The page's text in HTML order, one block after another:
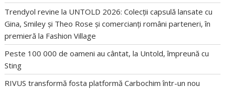
Trendyol revine la UNTOLD 2026: Colecții capsulă lansate cu
Gina, Smiley și Theo Rose și comercianți români parteneri, în
premieră la Fashion Village
Peste 100 000 de oameni au cântat, la Untold, împreună cu
Sting
RIVUS transformă fosta platformă Carbochim într-un nou